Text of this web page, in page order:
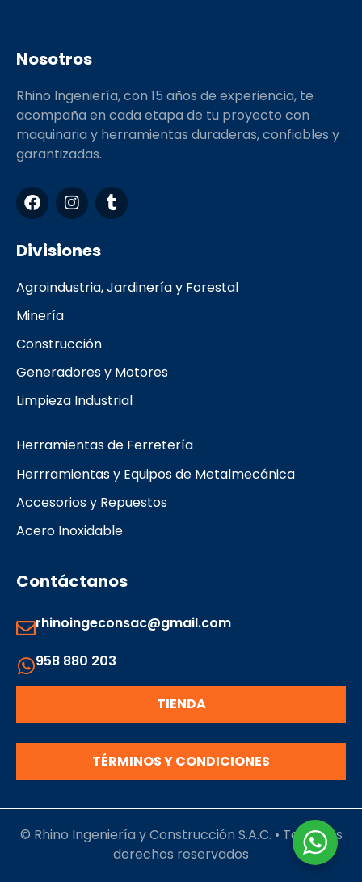
Nosotros
Rhino Ingeniería, con 15 años de experiencia, te
acompaña en cada etapa de tu proyecto con
maquinaria y herramientas duraderas, confiables y
garantizadas.
F
a
c
e
b
o
I
n
s
t
a
r
T
u
m
Divisiones
Agroindustria, Jardinería y Forestal
Minería
Construcción
Generadores y Motores
Limpieza Industrial
Herramientas de Ferretería
Herrramientas y Equipos de Metalmecánica
Accesorios y Repuestos
Acero Inoxidable
Contáctanos
rhinoingeconsac@gmail.com
958 880 203
TIENDA
TÉRMINOS Y CONDICIONES
© Rhino Ingeniería y Construcción S.A.C. • Todos los
derechos reservados